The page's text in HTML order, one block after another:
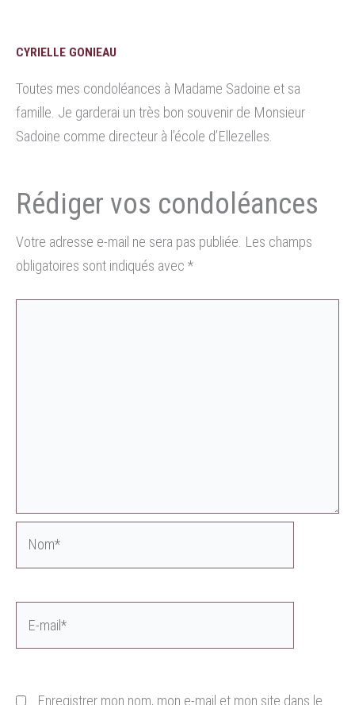
CYRIELLE GONIEAU
Toutes mes condoléances à Madame Sadoine et sa
famille. Je garderai un très bon souvenir de Monsieur
Sadoine comme directeur à l’école d’Ellezelles.
Votre adresse e-mail ne sera pas publiée. Les champs
obligatoires sont indiqués avec *
mail*
Enregistrer mon nom, mon e-mail et mon site dans le